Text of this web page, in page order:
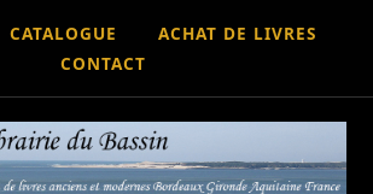
CATALOGUE
ACHAT DE LIVRES
CONTACT